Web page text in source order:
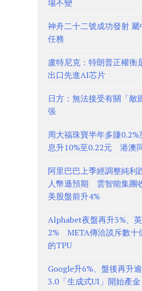
場不變
神舟二十二號成功發射
任務
盧特尼克：特朗普正權衡
出口先進AI芯片
日方：無法接受有關「敵
張
周大福珠寶半年多賺
息升10%至0.22元 港澳
阿里巴巴上季經調整純利
人幣遜預期 雲智能集團
美股盤前升4%
Alphabet夜盤再升3%、
2% META傳洽談斥數十
的TPU
Google升6%、盤後再升
3.0「生成式UI」開始產金